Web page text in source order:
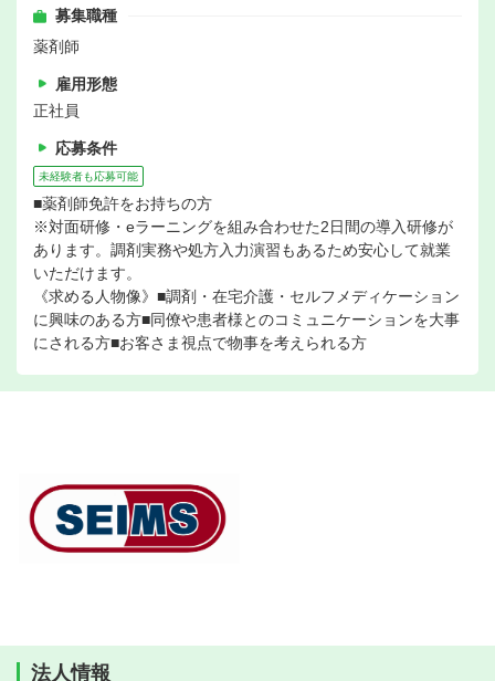
募集職種
薬剤師
雇用形態
正社員
応募条件
未経験者も応募可能
■薬剤師免許をお持ちの方
※対面研修・eラーニングを組み合わせた2日間の導入研修が
あります。調剤実務や処方入力演習もあるため安心して就業
いただけます。
《求める人物像》■調剤・在宅介護・セルフメディケーション
に興味のある方■同僚や患者様とのコミュニケーションを大事
にされる方■お客さま視点で物事を考えられる方
法人情報